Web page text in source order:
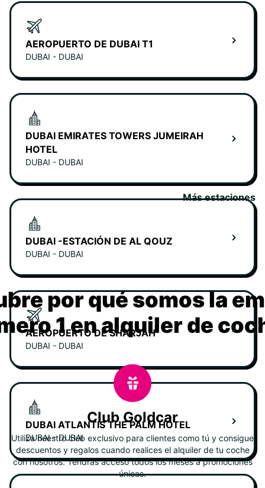
AEROPUERTO DE DUBAI T1
DUBAI - DUBAI
DUBAI EMIRATES TOWERS JUMEIRAH
HOTEL
DUBAI - DUBAI
DUBAI -ESTACIÓN DE AL QOUZ
DUBAI - DUBAI
AEROPUERTO DE SHARJAH
DUBAI - DUBAI
DUBAI ATLANTIS THE PALM HOTEL
DUBAI - DUBAI
Más estaciones
por qué somos la
1 en alquiler de
Club Goldcar
Utiliza nuestro club exclusivo para clientes como tú y consigue
descuentos y regalos cuando realices el alquiler de tu coche
con nosotros. Tendrás acceso todos los meses a promociones
únicas.